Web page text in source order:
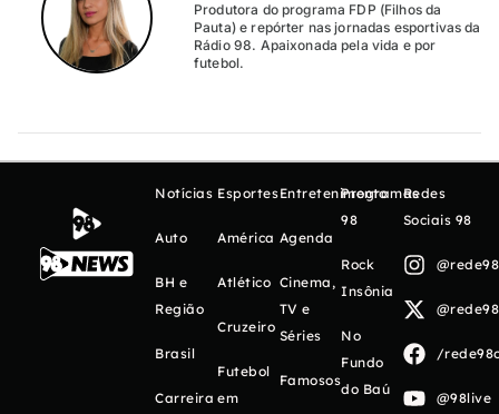
Produtora do programa FDP (Filhos da
Pauta) e repórter nas jornadas esportivas da
Rádio 98. Apaixonada pela vida e por
futebol.
Notícias
Auto
BH e
Região
Brasil
Carreira
Esportes
América
Atlético
Cruzeiro
Futebol
em
Entretenimento
Agenda
Cinema,
TV e
Séries
Famosos
Programas
98
Rock
Insônia
No
Fundo
do Baú
Redes
Sociais 98
/
@98live